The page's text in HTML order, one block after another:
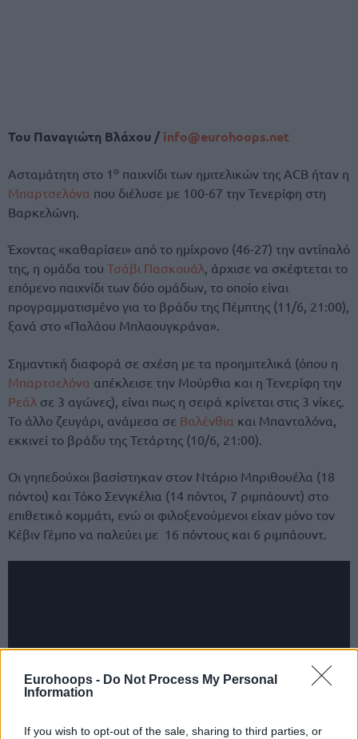
Eurohoops - Do Not Process My Personal
Information
If you wish to opt-out of the sale, sharing to third parties, or
Του Παναγιώτη Βλάχου / info@eurohoops.net
Ασταμάτητη στο 1 ο παιχνίδι των ημιτελικών της ACB ήταν η
Μπαρτσελόνα που διέλυσε με 100-67 την Τενερίφη στη
Βαρκελώνη.
Έχοντας «καθαρίσει» από το ημίχρονο (46-27) την αντίπαλό
της, η ομάδα του Τσάβι Πασκουάλ, άρχισε να σκέφτεται το
επόμενο παιχνίδι των δύο ομάδων, το οποίο είναι
προγραμματισμένο για το βράδυ της Πέμπτης (11/6, 21:00),
ξανά στο «Παλάου Μπλαουγκράνα».
Σημαντική διαφορά σε σχέση με τα προημιτελικά (όπου η
Μπαρτσελόνα απέκλεισε την Μούρθια και η Τενερίφη την
Ρεάλ σε 3 αγώνες), είναι πως η σειρά κρίνεται στις 3 νίκες.
Το άλλο ζευγάρι, ανάμεσα σε Βαλένθια και Μπανταλόνα,
εκκινεί το βράδυ της Τετάρτης (10/6, 21:00).
Οι γηπεδούχοι βασίστηκαν στον Ντάριο Μπριθουέλα (18
πόντοι) και Τόκο Σενγκέλια (14 πόντοι, 7 ριμπάουντ) στο
επιθετικό κομμάτι, ενώ οι φιλοξενούμενοι είχαν μόνο τον
Κέβιν Γέμπο να παλεύει με 16 πόντους και 6 ριμπάουντ.